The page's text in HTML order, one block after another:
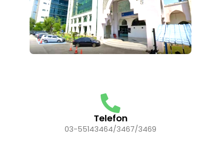
Telefon
03-55143464/3467/3469